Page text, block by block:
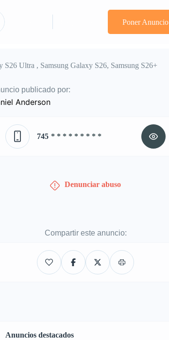
Poner Anuncio
S26 Ultra , Samsung Galaxy S26, Samsung S26+
publicado por:
Anderson
745 * * * * * * * * *
Denunciar abuso
Compartir este anuncio:
Anuncios destacados